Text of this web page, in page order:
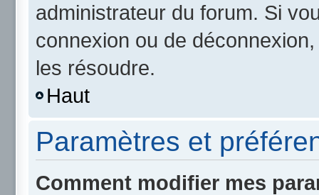
administrateur du forum. Si
connexion ou de
les résoudre.
Haut
Paramètres et
Comment modifier mes